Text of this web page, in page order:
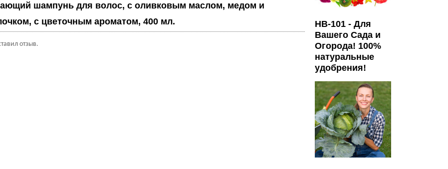
шампунь для волос, с оливковым маслом, медом и
с цветочным ароматом, 400 мл.
отзыв.
HB-101 - Для
Вашего Сада и
Огорода! 100%
натуральные
удобрения!